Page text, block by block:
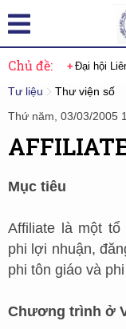
Chủ đề: Đại hội
Tư liệu
Thư viện số
Thứ năm, 03/03/2005
Mục tiêu
Affiliate là một
phi lợi nhuận,
phi tôn giáo và
Chương trình ở